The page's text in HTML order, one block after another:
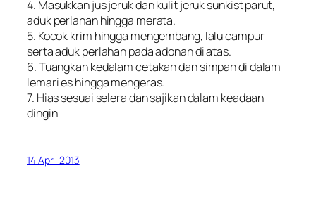
4. Masukkan jus jeruk dan kulit jeruk sunkist parut,
aduk perlahan hingga merata.
5. Kocok krim hingga mengembang, lalu campur
serta aduk perlahan pada adonan di atas.
6. Tuangkan kedalam cetakan dan simpan di dalam
lemari es hingga mengeras.
7. Hias sesuai selera dan sajikan dalam keadaan
dingin
14 April 2013